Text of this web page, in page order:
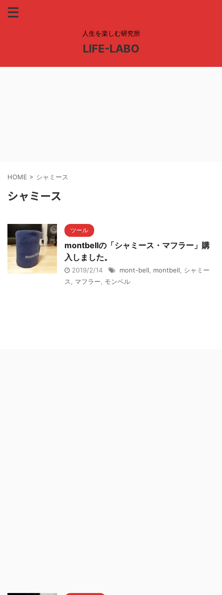
人生を楽しむ研究所
LIFE-LABO
HOME > シャミース
シャミース
ツール
montbellの「シャミース・マフラー」購
入しました。
2019/2/14 mont-bell montbell
シャミー
ス
マフラー モンベル